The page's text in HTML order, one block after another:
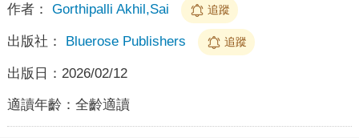
作者： Gorthipalli Akhil,Sai 追蹤
出版社： Bluerose Publishers 追蹤
出版日： 2026/02/12
適讀年齡： 全齡適讀